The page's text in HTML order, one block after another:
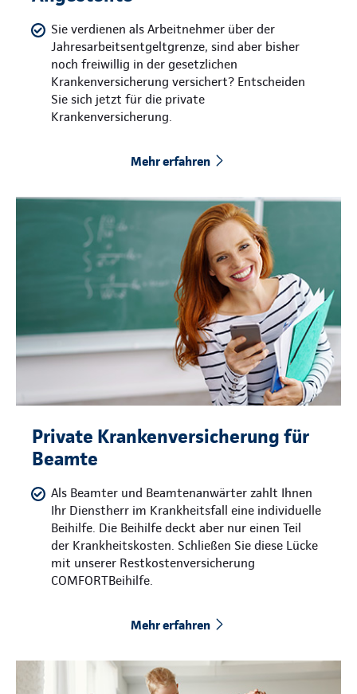
Sie verdienen als Arbeitnehmer über der
Jahresarbeitsentgeltgrenze, sind aber bisher
noch freiwillig in der gesetzlichen
Krankenversicherung versichert? Entscheiden
Sie sich jetzt für die private
Krankenversicherung.
Mehr erfahren
Private Krankenversicherung für
Beamte
Als Beamter und Beamtenanwärter zahlt Ihnen
Ihr Dienstherr im Krankheitsfall eine individuelle
Beihilfe. Die Beihilfe deckt aber nur einen Teil
der Krankheitskosten. Schließen Sie diese Lücke
mit unserer Restkostenversicherung
COMFORTBeihilfe.
Mehr erfahren